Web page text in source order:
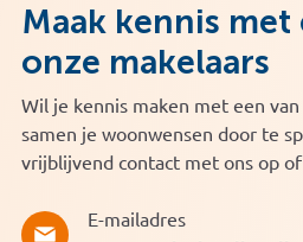
Maak kennis met
onze makelaars
Wil je kennis maken met een
samen je woonwensen door te
vrijblijvend contact met ons op
E-mailadres